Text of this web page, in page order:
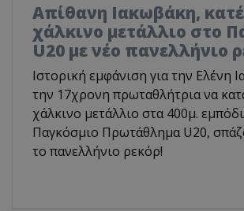
Απίθανη Ιακωβάκη,
χάλκινο μετάλλιο στο
U20 με νέο πανελλήνιο
Ιστορική εμφάνιση για την Ελένη
την 17χρονη πρωταθλήτρια να
χάλκινο μετάλλιο στα 400μ.
Παγκόσμιο Πρωτάθλημα U20,
το πανελλήνιο ρεκόρ!